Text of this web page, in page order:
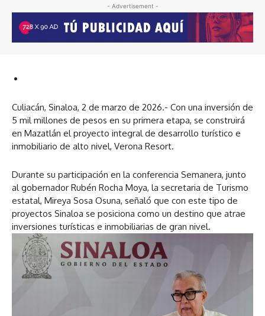
- Advertisement -
Culiacán, Sinaloa, 2 de marzo de 2026.- Con una inversión de
5 mil millones de pesos en su primera etapa, se construirá
en Mazatlán el proyecto integral de desarrollo turístico e
inmobiliario de alto nivel, Verona Resort.
Durante su participación en la conferencia Semanera, junto
al gobernador Rubén Rocha Moya, la secretaria de Turismo
estatal, Mireya Sosa Osuna, señaló que con este tipo de
proyectos Sinaloa se posiciona como un destino que atrae
inversiones turísticas e inmobiliarias de gran nivel.